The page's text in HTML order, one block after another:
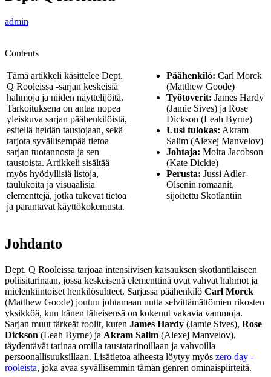
admin
Contents
Tämä artikkeli käsittelee Dept.
Q Rooleissa -sarjan keskeisiä
hahmoja ja niiden näyttelijöitä.
Tarkoituksena on antaa nopea
yleiskuva sarjan päähenkilöistä,
esitellä heidän taustojaan, sekä
tarjota syvällisempää tietoa
sarjan tuotannosta ja sen
taustoista. Artikkeli sisältää
myös hyödyllisiä listoja,
taulukoita ja visuaalisia
elementtejä, jotka tukevat tietoa
ja parantavat käyttökokemusta.
Päähenkilö: Carl Morck
(Matthew Goode)
Työtoverit: James Hardy
(Jamie Sives) ja Rose
Dickson (Leah Byrne)
Uusi tulokas: Akram
Salim (Alexej Manvelov)
Johtaja: Moira Jacobson
(Kate Dickie)
Perusta: Jussi Adler-
Olsenin romaanit,
sijoitettu Skotlantiin
Johdanto
Dept. Q Rooleissa tarjoaa intensiivisen katsauksen skotlantilaiseen
poliisitarinaan, jossa keskeisenä elementtinä ovat vahvat hahmot ja
mielenkiintoiset henkilösuhteet. Sarjassa päähenkilö Carl Morck
(Matthew Goode) joutuu johtamaan uutta selvittämättömien rikosten
yksikköä, kun hänen läheisensä on kokenut vakavia vammoja.
Sarjan muut tärkeät roolit, kuten James Hardy (Jamie Sives), Rose
Dickson (Leah Byrne) ja Akram Salim (Alexej Manvelov),
täydentävät tarinaa omilla taustatarinoillaan ja vahvoilla
persoonallisuuksillaan. Lisätietoa aiheesta löytyy myös zero day -
rooleista, joka avaa syvällisemmin tämän genren ominaispiirteitä.